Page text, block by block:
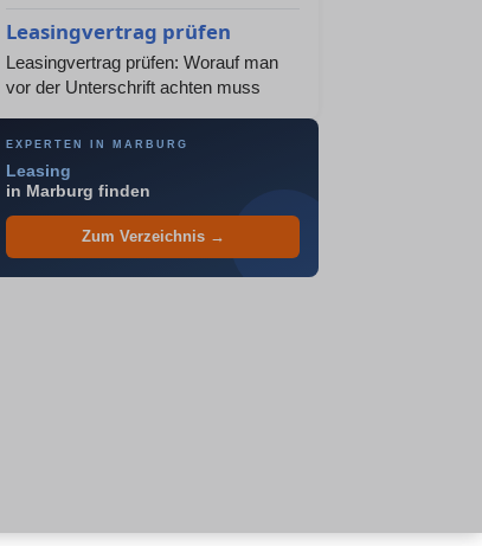
Leasingvertrag prüfen
Leasingvertrag prüfen: Worauf man
vor der Unterschrift achten muss
EXPERTEN IN MARBURG
Leasing
in Marburg finden
Zum Verzeichnis →